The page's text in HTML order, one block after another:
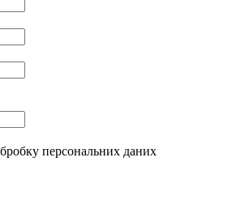
персональних даних